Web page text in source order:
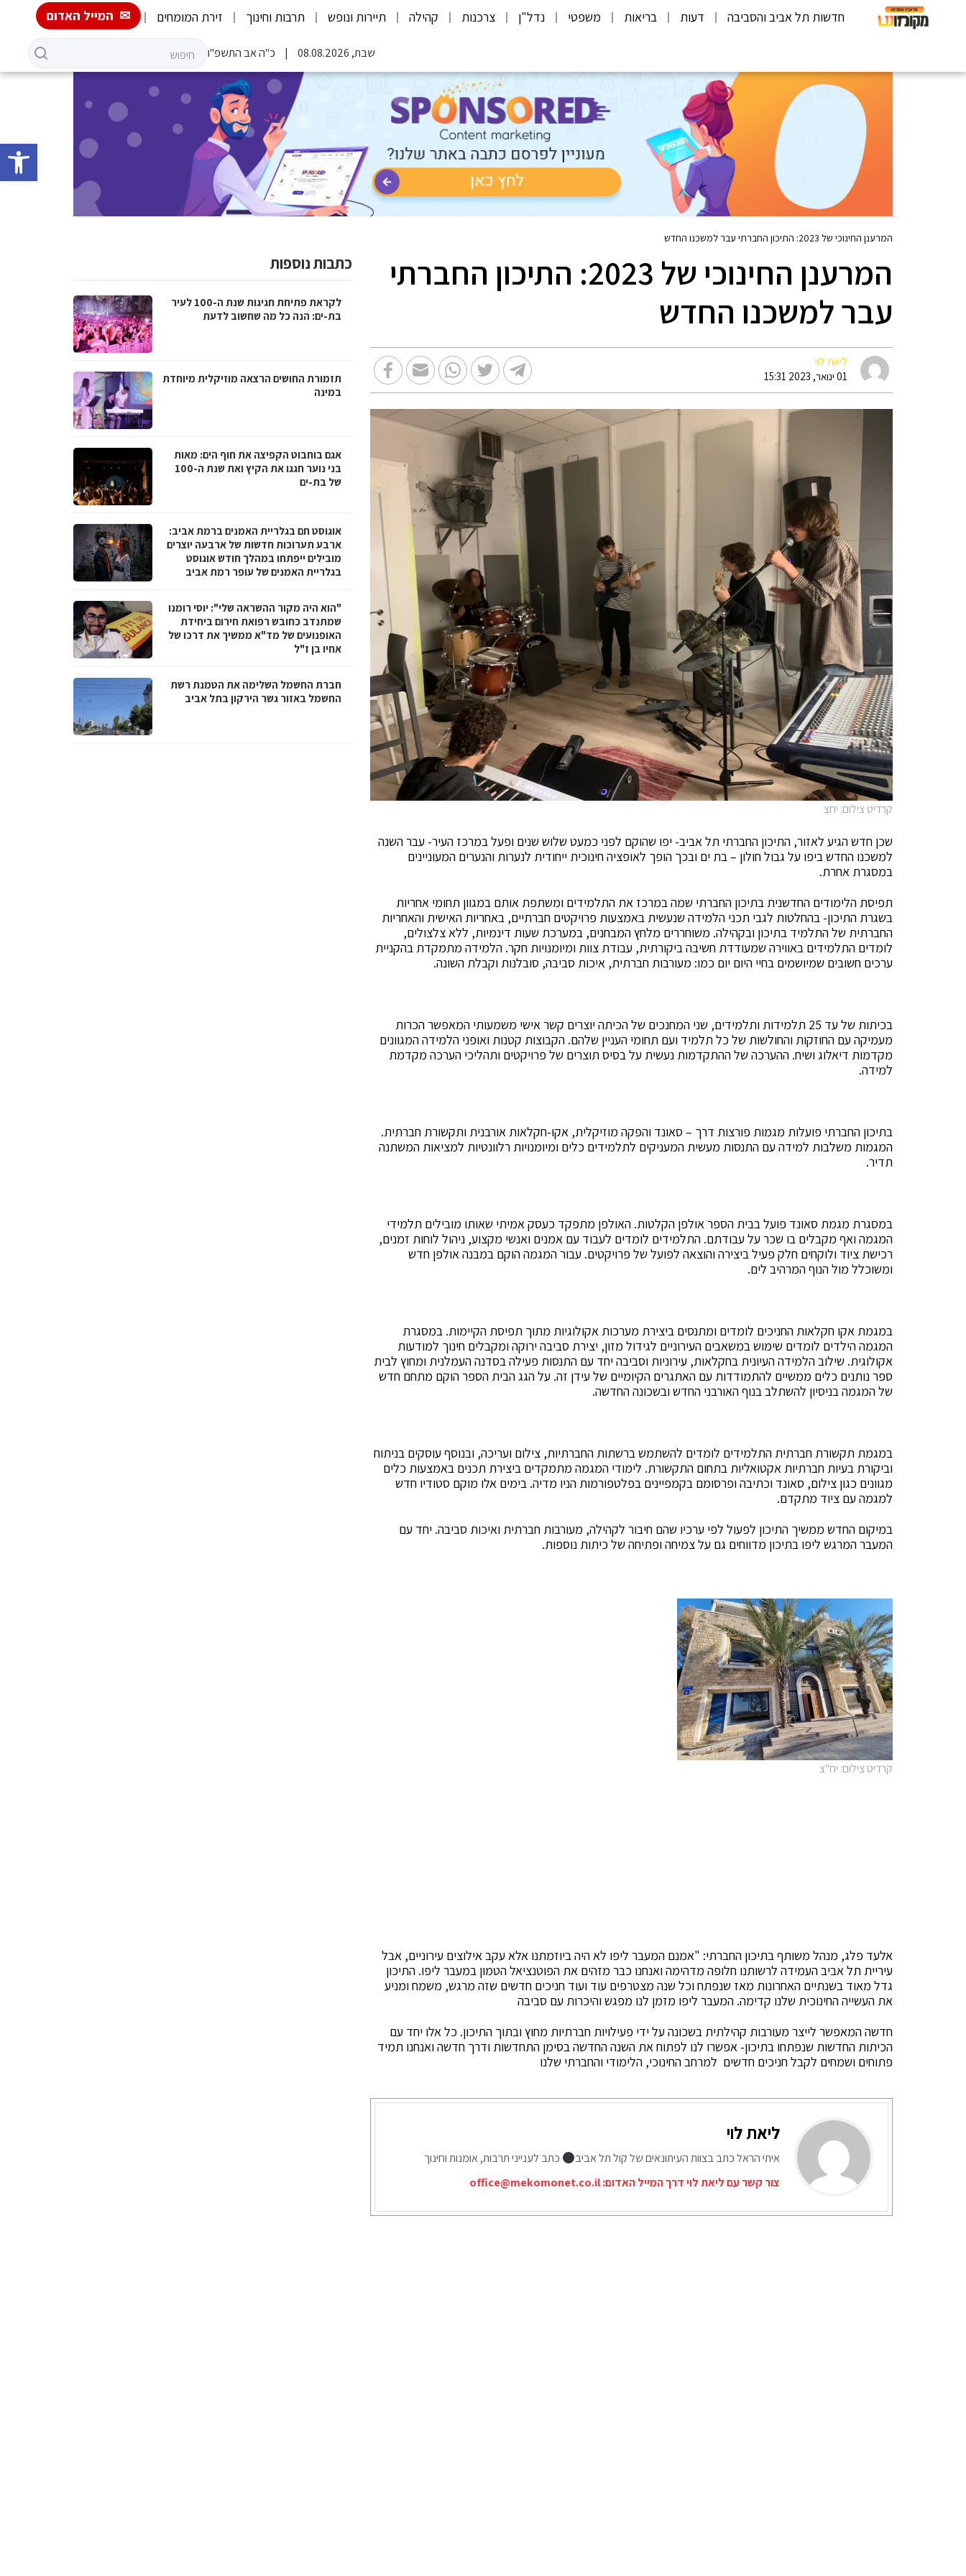
פתח
חדשות תל אביב והסביבה דעות בריאות משפטי נדל"ן צרכנות קהילה תיירות ונופש תרבות וחינוך זירת המומחים המייל האדום
שבת, 08.08.2026 כ"ה אב התשפ"ו
המרענן החינוכי של 2023: התיכון החברתי עבר למשכנו החדש
המרענן החינוכי של 2023: התיכון החברתי
עבר למשכנו החדש
ליאת לוי
01 ינואר, 2023 15:31
קרדיט צילום: יחצ
שכן חדש הגיע לאזור, התיכון החברתי תל אביב- יפו שהוקם לפני כמעט שלוש שנים ופעל במרכז העיר- עבר השנה
למשכנו החדש ביפו על גבול חולון – בת ים ובכך הופך לאופציה חינוכית ייחודית לנערות והנערים המעוניינים
במסגרת אחרת.
תפיסת הלימודים החדשנית בתיכון החברתי שמה במרכז את התלמידים ומשתפת אותם במגוון תחומי אחריות
בשגרת התיכון- בהחלטות לגבי תכני הלמידה שנעשית באמצעות פרויקטים חברתיים, באחריות האישית והאחריות
החברתית של התלמיד בתיכון ובקהילה. משוחררים מלחץ המבחנים, במערכת שעות דינמיות, ללא צלצולים,
לומדים התלמידים באווירה שמעודדת חשיבה ביקורתית, עבודת צוות ומיומנויות חקר. הלמידה מתמקדת בהקניית
ערכים חשובים שמיושמים בחיי היום יום כמו: מעורבות חברתית, איכות סביבה, סובלנות וקבלת השונה.
בכיתות של עד 25 תלמידות ותלמידים, שני המחנכים של הכיתה יוצרים קשר אישי משמעותי המאפשר הכרות
מעמיקה עם החוזקות והחולשות של כל תלמיד ועם תחומי העניין שלהם. הקבוצות קטנות ואופני הלמידה המגוונים
מקדמות דיאלוג ושיח. ההערכה של ההתקדמות נעשית על בסיס תוצרים של פרויקטים ותהליכי הערכה מקדמת
למידה.
בתיכון החברתי פועלות מגמות פורצות דרך – סאונד והפקה מוזיקלית, אקו-חקלאות אורבנית ותקשורת חברתית.
המגמות משלבות למידה עם התנסות מעשית המעניקים לתלמידים כלים ומיומנויות רלוונטיות למציאות המשתנה
תדיר.
במסגרת מגמת סאונד פועל בבית הספר אולפן הקלטות. האולפן מתפקד כעסק אמיתי שאותו מובילים תלמידי
המגמה ואף מקבלים בו שכר על עבודתם. התלמידים לומדים לעבוד עם אמנים ואנשי מקצוע, ניהול לוחות זמנים,
רכישת ציוד ולוקחים חלק פעיל ביצירה והוצאה לפועל של פרויקטים. עבור המגמה הוקם במבנה אולפן חדש
ומשוכלל מול הנוף המרהיב לים.
במגמת אקו חקלאות החניכים לומדים ומתנסים ביצירת מערכות אקולוגיות מתוך תפיסת הקיימות. במסגרת
המגמה הילדים לומדים שימוש במשאבים העירוניים לגידול מזון, יצירת סביבה ירוקה ומקבלים חינוך למודעות
אקולוגית. שילוב הלמידה העיונית בחקלאות, עירוניות וסביבה יחד עם התנסות פעילה בסדנה העמלנית ומחוץ לבית
ספר נותנים כלים ממשיים להתמודדות עם האתגרים הקיומיים של עידן זה. על הגג הבית הספר הוקם מתחם חדש
של המגמה בניסיון להשתלב בנוף האורבני החדש ובשכונה החדשה.
במגמת תקשורת חברתית התלמידים לומדים להשתמש ברשתות החברתיות, צילום ועריכה, ובנוסף עוסקים בניתוח
וביקורת בעיות חברתיות אקטואליות בתחום התקשורת. לימודי המגמה מתמקדים ביצירת תכנים באמצעות כלים
מגוונים כגון צילום, סאונד וכתיבה ופרסומם בקמפיינים בפלטפורמות הניו מדיה. בימים אלו מוקם סטודיו חדש
למגמה עם ציוד מתקדם.
במיקום החדש ממשיך התיכון לפעול לפי ערכיו שהם חיבור לקהילה, מעורבות חברתית ואיכות סביבה. יחד עם
המעבר המרגש ליפו בתיכון מדווחים גם על צמיחה ופתיחה של כיתות נוספות.
קרדיט צילום: יח"צ
אלעד פלג, מנהל משותף בתיכון החברתי: "אמנם המעבר ליפו לא היה ביוזמתנו אלא עקב אילוצים עירוניים, אבל
עיריית תל אביב העמידה לרשותנו חלופה מדהימה ואנחנו כבר מזהים את הפוטנציאל הטמון במעבר ליפו. התיכון
גדל מאוד בשנתיים האחרונות מאז שנפתח וכל שנה מצטרפים עוד ועוד חניכים חדשים שזה מרגש, משמח ומניע
את העשייה החינוכית שלנו קדימה. המעבר ליפו מזמן לנו מפגש והיכרות עם סביבה
חדשה המאפשר לייצר מעורבות קהילתית בשכונה על ידי פעילויות חברתיות מחוץ ובתוך התיכון. כל אלו יחד עם
הכיתות החדשות שנפתחו בתיכון- אפשרו לנו לפתוח את השנה החדשה בסימן התחדשות ודרך חדשה ואנחנו תמיד
פתוחים ושמחים לקבל חניכים חדשים למרחב החינוכי, הלימודי והחברתי שלנו
ליאת לוי
איתי הראל כתב בצוות העיתונאים של קול תל אביב
כתב לענייני תרבות, אומנות וחינוך
צור קשר עם ליאת לוי דרך המייל האדום:office@mekomonet.co.il
כתבות נוספות
לקראת פתיחת חגיגות שנת ה-100 לעיר
בת-ים: הנה כל מה שחשוב לדעת
תזמורת החושים הרצאה מוזיקלית מיוחדת
במינה
אגם בוחבוט הקפיצה את חוף הים: מאות
בני נוער חגגו את הקיץ ואת שנת ה-100
של בת-ים
אוגוסט חם בגלריית האמנים ברמת אביב:
ארבע תערוכות חדשות של ארבעה יוצרים
מובילים ייפתחו במהלך חודש אוגוסט
בגלריית האמנים של עופר רמת אביב
"הוא היה מקור ההשראה שלי": יוסי רומנו
שמתנדב כחובש רפואת חירום ביחידת
האופנועים של מד"א ממשיך את דרכו של
אחיו בן ז"ל
חברת החשמל השלימה את הטמנת רשת
החשמל באזור גשר הירקון בתל אביב